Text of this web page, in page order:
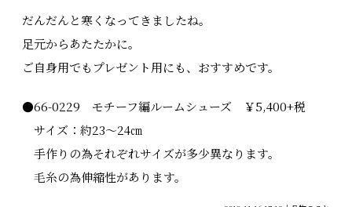
だんだんと寒くなってきましたね。
足元からあたたかに。
ご自身用でもプレゼント用にも、おすすめです。
●66-0229 モチーフ編ルームシューズ ￥5,400+税
サイズ：約23～24㎝
手作りの為それぞれサイズが多少異なります。
毛糸の為伸縮性があります。